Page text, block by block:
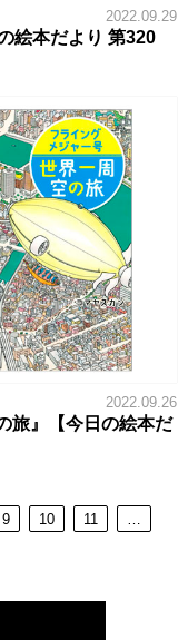
2022.09.29
絵本だより 第320
2022.09.26
旅』【今日の絵本だ
9 10 11